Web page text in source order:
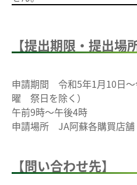
【提出期限・提出場所
申請期間 令和5年1月10日～
曜 祭日を除く）
午前9時～午後4時
申請場所 JA阿蘇各購買店舗
【問い合わせ先】